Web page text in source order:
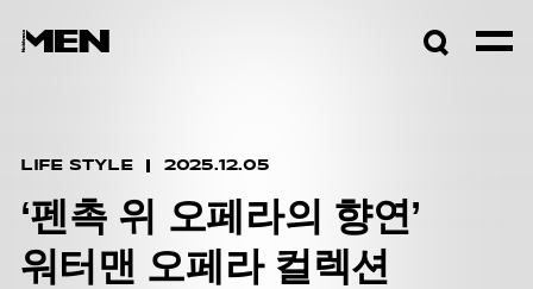
LIFE STYLE 2025.12.05
‘펜촉 위 오페라의 향연’
워터맨 오페라 컬렉션